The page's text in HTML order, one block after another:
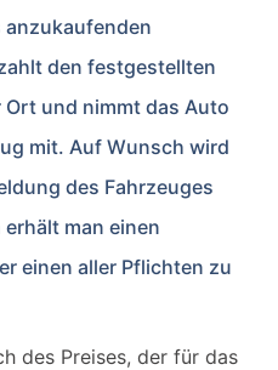
anzukaufenden
den festgestellten
und nimmt das Auto
mit. Auf Wunsch wird
des Fahrzeuges
man einen
einen aller Pflichten zu
des Preises, der für das